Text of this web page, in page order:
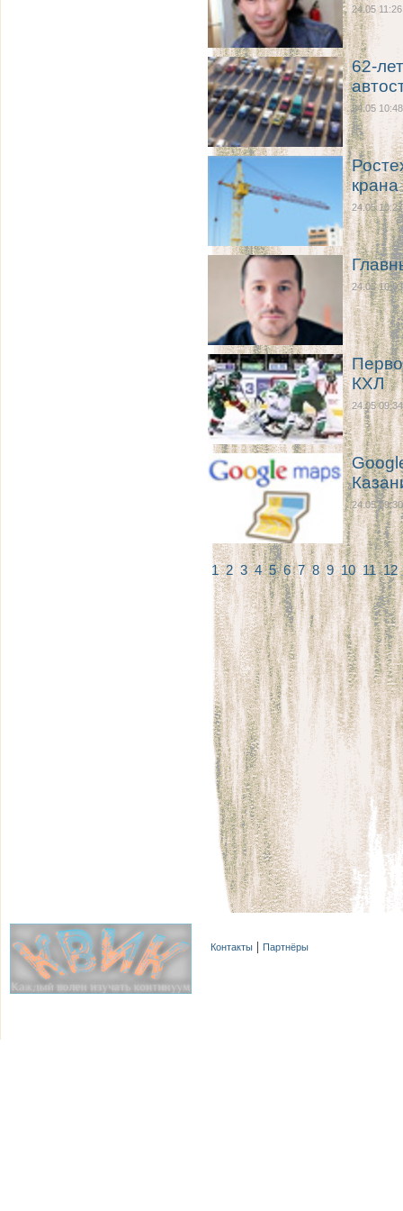
24.05 11:26
62-
24.05 10:48
24.05 10:27
24.05 10:03
КХЛ
24.05 09:34
24.05 09:30
12345678 9101112
Контакты Партнёры